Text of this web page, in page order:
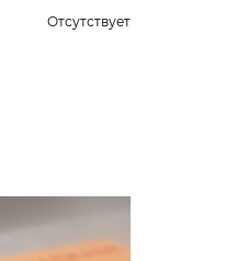
Отсутствует